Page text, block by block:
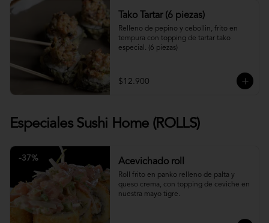
Tako Tartar (6 piezas)
Relleno de pepino y cebollin, frito en
tempura con topping de tartar tako
especial. (6 piezas)
$12.900
Especiales Sushi Home (ROLLS)
-37% Acevichado roll
Roll frito en panko relleno de palta y
queso crema, con topping de ceviche en
nuestra mayo tigre.